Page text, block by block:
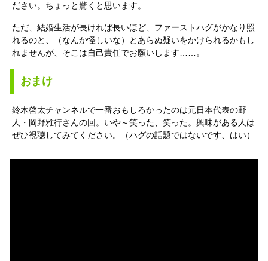
ださい。ちょっと驚くと思います。
ただ、結婚生活が長ければ長いほど、ファーストハグがかなり照
れるのと、（なんか怪しいな）とあらぬ疑いをかけられるかもし
れませんが、そこは自己責任でお願いします……。
おまけ
鈴木啓太チャンネルで一番おもしろかったのは元日本代表の野
人・岡野雅行さんの回。いや～笑った、笑った。興味がある人は
ぜひ視聴してみてください。（ハグの話題ではないです、はい）